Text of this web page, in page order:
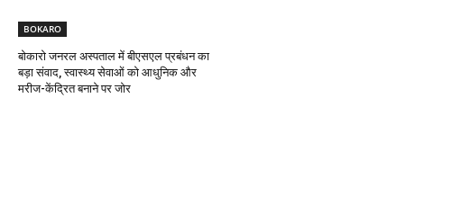
BOKARO
बोकारो जनरल अस्पताल में बीएसएल प्रबंधन का
बड़ा संवाद, स्वास्थ्य सेवाओं को आधुनिक और
मरीज-केंद्रित बनाने पर जोर